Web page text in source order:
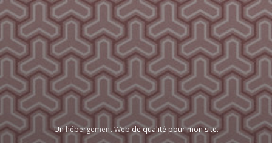
Unhébergement Webde qualité pour mon site.